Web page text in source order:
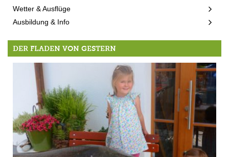
Wetter & Ausflüge
Ausbildung & Info
DER FLADEN VON GESTERN